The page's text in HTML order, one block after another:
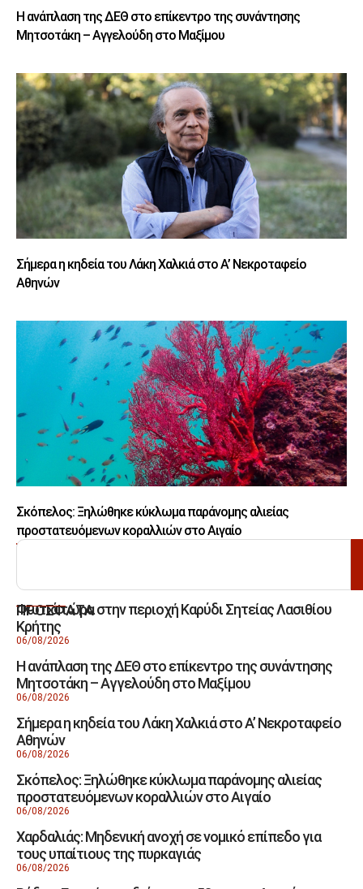
Η ανάπλαση της ΔΕΘ στο επίκεντρο της συνάντησης
Μητσοτάκη – Αγγελούδη στο Μαξίμου
Σήμερα η κηδεία του Λάκη Χαλκιά στο Α’ Νεκροταφείο
Αθηνών
Σκόπελος: Ξηλώθηκε κύκλωμα παράνομης αλιείας
προστατευόμενων κοραλλιών στο Αιγαίο
ΑΝΑΖΗΤΗΣΗ
ΠΡΟΣΦΑΤΑ
Φωτιά τώρα στην περιοχή Καρύδι Σητείας Λασιθίου
Κρήτης
06/08/2026
Η ανάπλαση της ΔΕΘ στο επίκεντρο της συνάντησης
Μητσοτάκη – Αγγελούδη στο Μαξίμου
06/08/2026
Σήμερα η κηδεία του Λάκη Χαλκιά στο Α’ Νεκροταφείο
Αθηνών
06/08/2026
Σκόπελος: Ξηλώθηκε κύκλωμα παράνομης αλιείας
προστατευόμενων κοραλλιών στο Αιγαίο
06/08/2026
Χαρδαλιάς: Μηδενική ανοχή σε νομικό επίπεδο για
τους υπαίτιους της πυρκαγιάς
06/08/2026